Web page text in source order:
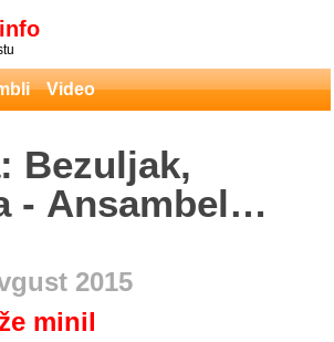
Video
Bezuljak,
- Ansambel
2015
minil